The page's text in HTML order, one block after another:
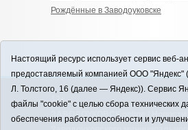
Рождённые в Заводоуковске
12+
ЗАВОДОУКОВСК online / Новости
Настоящий ресурс использует сервис веб-
предоставляемый компанией ООО "Яндекс"
Л. Толстого, 16 (далее — Яндекс)). Сервис
файлы "cookie" с целью сбора технических
обеспечения работоспособности и